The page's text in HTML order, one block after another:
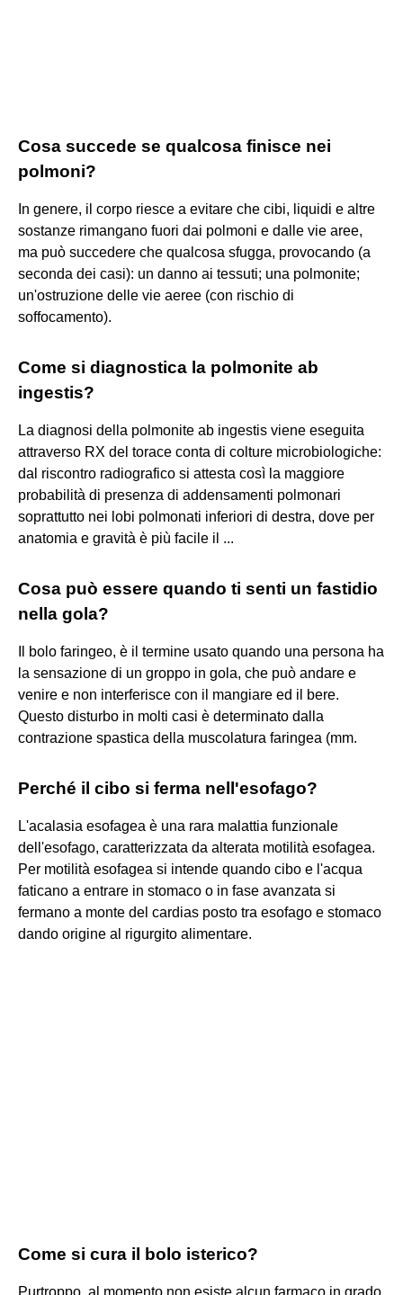
Cosa succede se qualcosa finisce nei
polmoni?
In genere, il corpo riesce a evitare che cibi, liquidi e altre
sostanze rimangano fuori dai polmoni e dalle vie aree,
ma può succedere che qualcosa sfugga, provocando (a
seconda dei casi): un danno ai tessuti; una polmonite;
un'ostruzione delle vie aeree (con rischio di
soffocamento).
Come si diagnostica la polmonite ab
ingestis?
La diagnosi della polmonite ab ingestis viene eseguita
attraverso RX del torace conta di colture microbiologiche:
dal riscontro radiografico si attesta così la maggiore
probabilità di presenza di addensamenti polmonari
soprattutto nei lobi polmonati inferiori di destra, dove per
anatomia e gravità è più facile il ...
Cosa può essere quando ti senti un fastidio
nella gola?
Il bolo faringeo, è il termine usato quando una persona ha
la sensazione di un groppo in gola, che può andare e
venire e non interferisce con il mangiare ed il bere.
Questo disturbo in molti casi è determinato dalla
contrazione spastica della muscolatura faringea (mm.
Perché il cibo si ferma nell'esofago?
L'acalasia esofagea è una rara malattia funzionale
dell'esofago, caratterizzata da alterata motilità esofagea.
Per motilità esofagea si intende quando cibo e l'acqua
faticano a entrare in stomaco o in fase avanzata si
fermano a monte del cardias posto tra esofago e stomaco
dando origine al rigurgito alimentare.
Come si cura il bolo isterico?
Purtroppo, al momento non esiste alcun farmaco in grado